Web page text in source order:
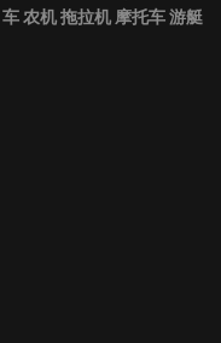
车 农机 拖拉机 摩托车 游艇